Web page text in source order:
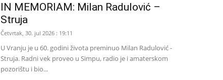
IN MEMORIAM: Milan Radulović –
Struja
Četvrtak, 30. jul 2026 : 19:11
U Vranju je u 60. godini života preminuo Milan Radulović -
Struja. Radni vek proveo u Simpu, radio je i amaterskom
pozorištu i bio...